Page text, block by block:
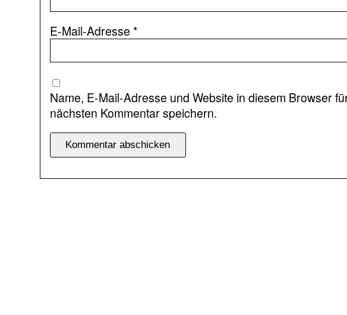
E-Mail-Adresse *
Name, E-Mail-Adresse und Website in diesem Browser
nächsten Kommentar speichern.